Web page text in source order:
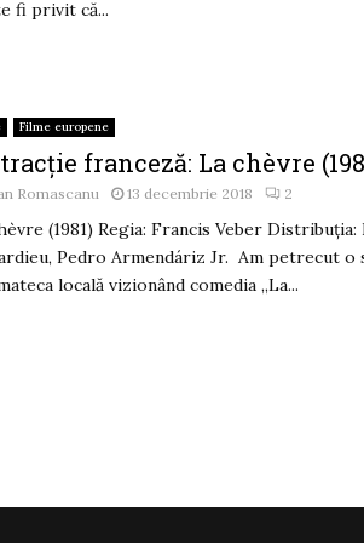
fi privit că...
Filme europene
franceză: La chèvre
Romascanu 13 decembrie 2018 2
(1981) Regia: Francis Veber
Pedro Armendáriz Jr. Am petrecut o
locală vizionând comedia „La...